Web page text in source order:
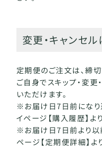
変更・キャンセ
定期便のご注文は、締
ご自身でスキップ・変更
いただけます。
※お届け日7日前にな
イページ【購入履歴】よ
※お届け日7日前より以
ページ【定期便詳細】よ